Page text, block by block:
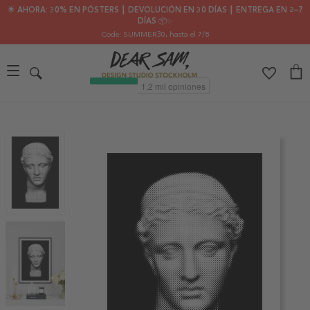
🌟 AHORA: 30% EN PÓSTERS ┃ DEVOLUCIÓN EN 30 DÍAS ┃ ENTREGA EN 2–7
DÍAS 📦✨
Code: SUMMER30, hasta el 7/8